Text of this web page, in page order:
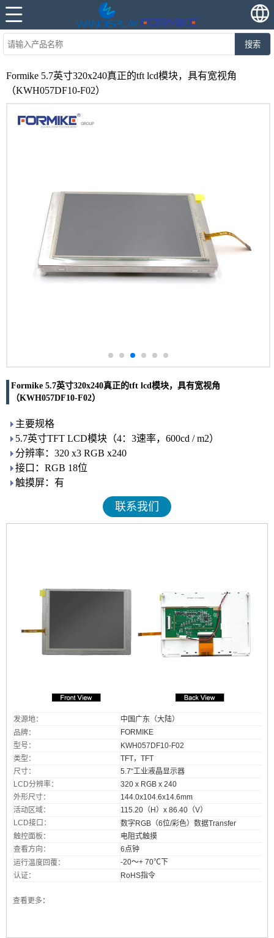
搜索
Formike 5.7英寸320x240真正的tft lcd模块，具有宽视角
（KWH057DF10-F02）
Formike 5.7英寸320x240真正的tft lcd模块，具有宽视角
（KWH057DF10-F02）
主要规格
5.7英寸TFT LCD模块（4：3速率，600cd / m2）
分辨率：320 x3 RGB x240
接口：RGB 18位
触摸屏：有
联系我们
发源地：
中国广东（大陆）
品牌：
FORMIKE
型号：
KWH057DF10-F02
类型：
TFT，TFT
尺寸：
5.7“工业液晶显示器
LCD分辨率：
320 x RGB x 240
外形尺寸：
144.0x104.6x14.6mm
活动区域：
115.20（H）x 86.40（V）
LCD接口：
数字RGB（6位/彩色）数据Transfer
触控面板：
电阻式触摸
查看方向：
6点钟
运行温度回覆：
-20〜+ 70℃下
认证：
RoHS指令
查看更多 ：